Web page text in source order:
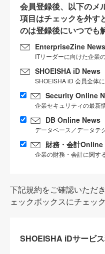
会員登録後、以下のメ
項目はチェックを外す
のは登録後にいつでも
EnterpriseZine News
ITリーダーに向けた企業
SHOEISHA iD News
SHOEISHA iD 会員全体
Security Online
企業セキュリティの最新
DB Online News
データベース／データテ
財務・会計
企業の財務・会計に関す
下記規約をご確認いただ
ェックボックスにチェッ
SHOEISHA iDサービ